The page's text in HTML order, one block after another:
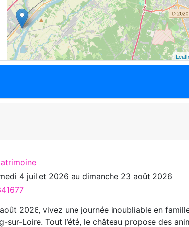
4 juillet 2026 audimanche 23 août 2026
2026, vivez une journée inoubliable en
sur-Loire. Tout l’été, le château propose des